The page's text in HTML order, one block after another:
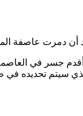
أن دمرت عاصفة
العمل إلى موعد ما بعد 6 يونيو